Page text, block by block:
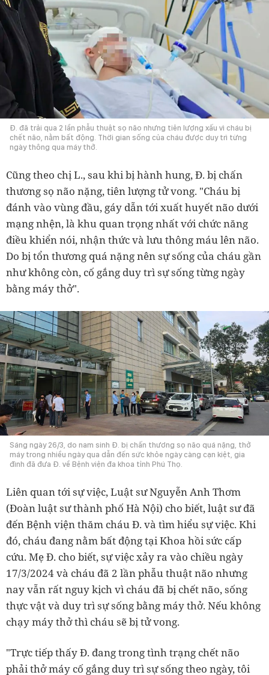
Đ. đã trải qua 2 lần phẫu thuật sọ não nhưng tiên lượng xấu vì cháu bị
chết não, nằm bất động. Thời gian sống của cháu được duy trì từng
ngày thông qua máy thở.
Cũng theo chị L., sau khi bị hành hung, Đ. bị chấn
thương sọ não nặng, tiên lượng tử vong. "Cháu bị
đánh vào vùng đầu, gáy dẫn tới xuất huyết não dưới
mạng nhện, là khu quan trọng nhất với chức năng
điều khiển nói, nhận thức và lưu thông máu lên não.
Do bị tổn thương quá nặng nên sự sống của cháu gần
như không còn, cố gắng duy trì sự sống từng ngày
bằng máy thở".
Sáng ngày 26/3, do nam sinh Đ. bị chấn thương sọ não quá nặng, thở
máy trong nhiều ngày qua dẫn đến sức khỏe ngày càng cạn kiệt, gia
đình đã đưa Đ. về Bệnh viện đa khoa tỉnh Phú Thọ.
Liên quan tới sự việc, Luật sư Nguyễn Anh Thơm
(Đoàn luật sư thành phố Hà Nội) cho biết, luật sư đã
đến Bệnh viện thăm cháu Đ. và tìm hiểu sự việc. Khi
đó, cháu đang nằm bất động tại Khoa hồi sức cấp
cứu. Mẹ Đ. cho biết, sự việc xảy ra vào chiều ngày
17/3/2024 và cháu đã 2 lần phẫu thuật não nhưng
nay vẫn rất nguy kịch vì cháu đã bị chết não, sống
thực vật và duy trì sự sống bằng máy thở. Nếu không
chạy máy thở thì cháu sẽ bị tử vong.
"Trực tiếp thấy Đ. đang trong tình trạng chết não
phải thở máy cố gắng duy trì sự sống theo ngày, tôi